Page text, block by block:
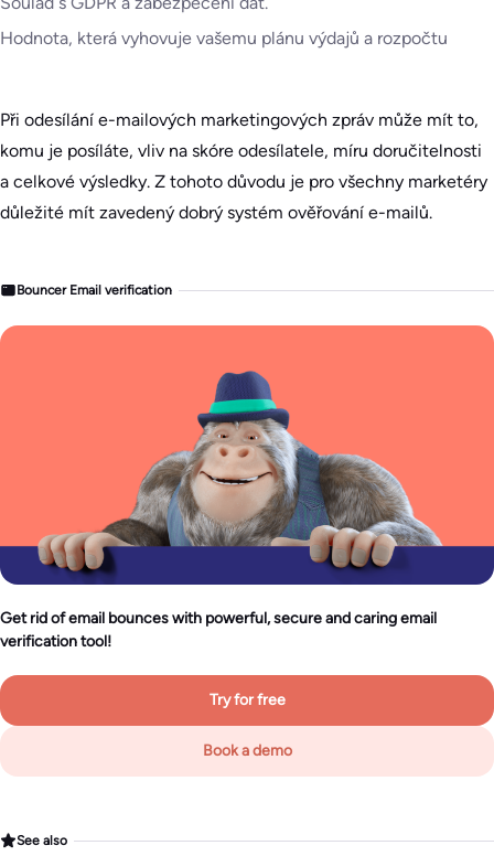
Hodnota, která vyhovuje vašemu plánu výdajů a rozpočtu
Při odesílání e-mailových marketingových zpráv může mít to,
komu je posíláte, vliv na skóre odesílatele, míru doručitelnosti
a celkové výsledky. Z tohoto důvodu je pro všechny marketéry
důležité mít zavedený dobrý systém ověřování e-mailů.
Bouncer Email verification
Get rid of email bounces with powerful, secure and caring email
verification tool!
Try for free
Book a demo
See also